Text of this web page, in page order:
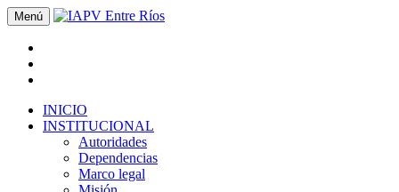
Menú
INICIO
INSTITUCIONAL
Autoridades
Dependencias
Marco legal